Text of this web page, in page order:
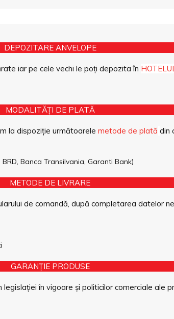
DEPOZITARE ANVELOPE
iar pe cele vechi le poți depozita în
MODALITĂȚI DE PLATĂ
la dispoziție următoarele metode de plată din
Banca Transilvania, Garanti Bank)
METODE DE LIVRARE
de comandă, după completarea datelor
GARANȚIE PRODUSE
în vigoare și politicilor comerciale ale